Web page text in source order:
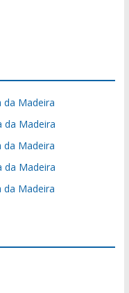
da Madeira
da Madeira
da Madeira
da Madeira
da Madeira